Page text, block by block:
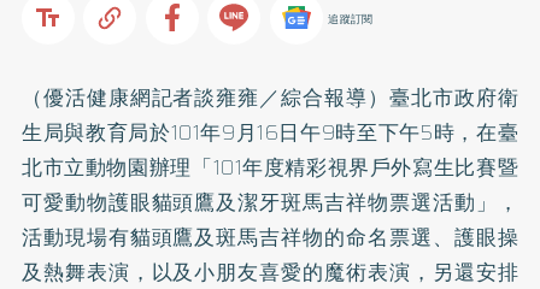
追蹤訂閱
（優活健康網記者談雍雍／綜合報導）臺北市政府衛
生局與教育局於101年9月16日午9時至下午5時，在臺
北市立動物園辦理「101年度精彩視界戶外寫生比賽暨
可愛動物護眼貓頭鷹及潔牙斑馬吉祥物票選活動」，
活動現場有貓頭鷹及斑馬吉祥物的命名票選、護眼操
及熱舞表演，以及小朋友喜愛的魔術表演，另還安排